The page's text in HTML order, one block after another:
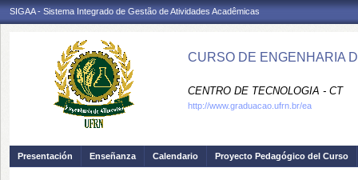
SIGAA - Sistema Integrado de Gestão de Atividades Acadêmicas
CURSO DE ENGENHARIA
CENTRO DE TECNOLOGIA - CT
http://www.graduacao.ufrn.br/ea
Presentación Enseñanza Calendario Proyecto Pedagógico del Curso